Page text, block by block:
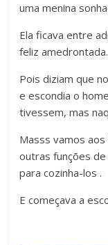
uma menina
Ela ficava entre
feliz amedrontada.
Pois diziam que
e escondia o
tivessem, mas
Masss vamos
outras funções
para cozinha-los .
E começava a